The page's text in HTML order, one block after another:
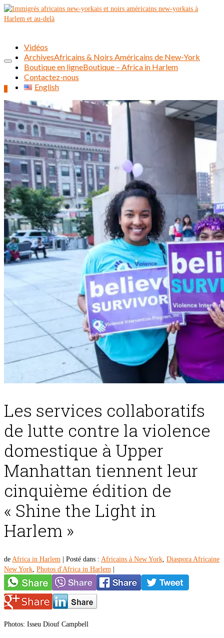
Rechercher :
Vidéos
ArchivesAfricains & Noirs Américains de New-York
Boutique en ligneBoutique – Africa in Harlem
Contactez-nous
English
Les services collaboratifs
de lutte contre la violence
domestique à Upper
Manhattan tiennent leur
cinquième édition de
« Shine the Light in
Harlem »
de Africa in Harlem Posté dans : Africains à New York, Diaspora Africaine
New York, Photos d'Africa in Harlem
Photos: Isseu Diouf Campbell